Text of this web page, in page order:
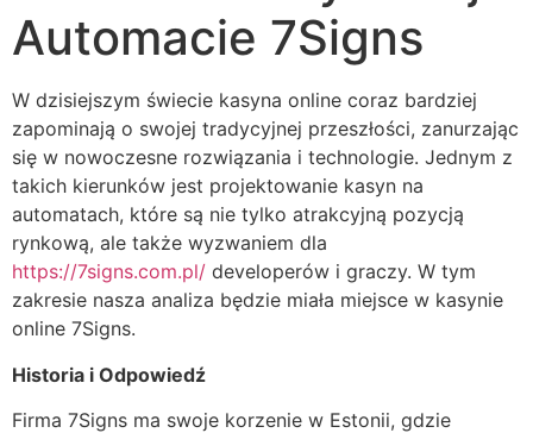
Automacie 7Signs
W dzisiejszym świecie kasyna online coraz bardziej
zapominają o swojej tradycyjnej przeszłości, zanurzając
się w nowoczesne rozwiązania i technologie. Jednym z
takich kierunków jest projektowanie kasyn na
automatach, które są nie tylko atrakcyjną pozycją
rynkową, ale także wyzwaniem dla
https://7signs.com.pl/ developerów i graczy. W tym
zakresie nasza analiza będzie miała miejsce w kasynie
online 7Signs.
Historia i Odpowiedź
Firma 7Signs ma swoje korzenie w Estonii, gdzie